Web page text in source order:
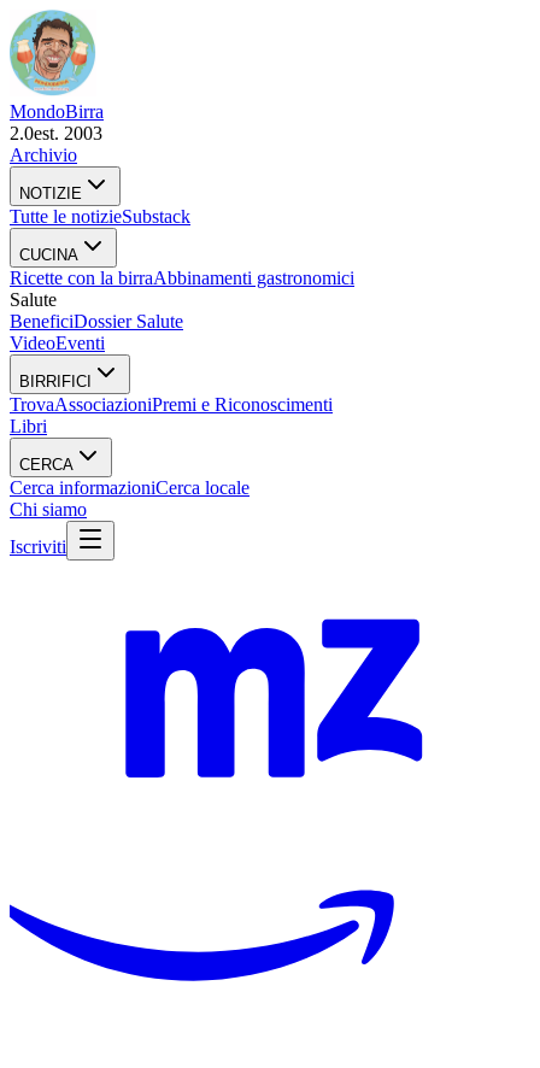
MondoBirra
2.0est. 2003
Archivio
NOTIZIE
Tutte le notizieSubstack
CUCINA
Ricette con la birraAbbinamenti gastronomici
Salute
BeneficiDossier Salute
VideoEventi
BIRRIFICI
TrovaAssociazioniPremi e Riconoscimenti
Libri
CERCA
Cerca informazioniCerca locale
Chi siamo
Iscriviti